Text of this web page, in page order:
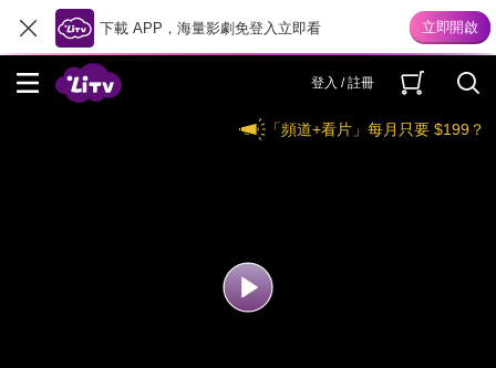
下載 APP，海量影劇免登入立即看
登入 / 註冊
「頻道+看片」每月只要 $199？